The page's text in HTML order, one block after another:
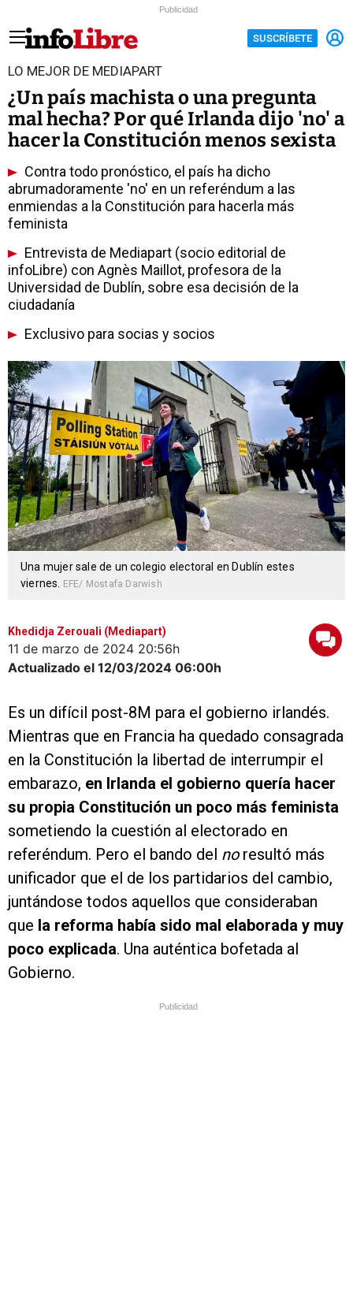
Publicidad
SUSCRÍBETE
LO MEJOR DE MEDIAPART
¿Un país machista o una pregunta
mal hecha? Por qué Irlanda dijo 'no' a
hacer la Constitución menos sexista
Contra todo pronóstico, el país ha dicho
abrumadoramente 'no' en un referéndum a las
enmiendas a la Constitución para hacerla más
feminista
Entrevista de Mediapart (socio editorial de
infoLibre) con Agnès Maillot, profesora de la
Universidad de Dublín, sobre esa decisión de la
ciudadanía
Exclusivo para socias y socios
Una mujer sale de un colegio electoral en Dublín estes
viernes.
EFE/ Mostafa Darwish
Khedidja Zerouali (Mediapart)
11 de marzo de 2024 20:56h
Actualizado el 12/03/2024 06:00h
Es un difícil post-8M para el gobierno irlandés.
Mientras que en Francia ha quedado consagrada
en la Constitución la libertad de interrumpir el
embarazo, en Irlanda el gobierno quería hacer
su propia Constitución un poco más feminista
sometiendo la cuestión al electorado en
referéndum. Pero el bando del noresultó más
unificador que el de los partidarios del cambio,
juntándose todos aquellos que consideraban
que la reforma había sido mal elaborada y muy
poco explicada. Una auténtica bofetada al
Gobierno.
Publicidad